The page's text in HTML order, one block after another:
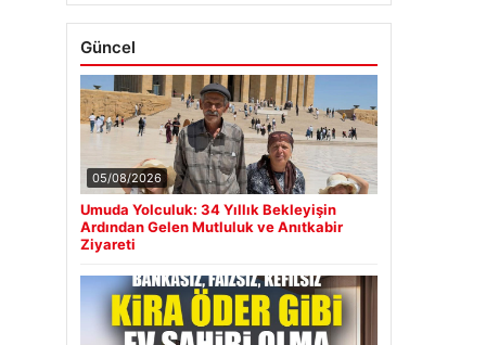
Güncel
05/08/2026
Umuda Yolculuk: 34 Yıllık Bekleyişin
Ardından Gelen Mutluluk ve Anıtkabir
Ziyareti